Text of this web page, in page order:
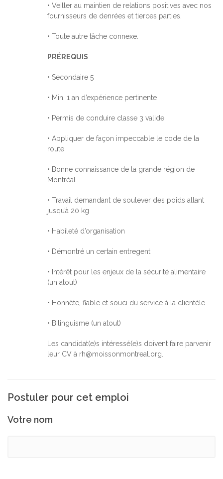
• Veiller au maintien de relations positives avec nos
fournisseurs de denrées et tierces parties.
• Toute autre tâche connexe.
PRÉREQUIS
• Secondaire 5
• Min. 1 an d’expérience pertinente
• Permis de conduire classe 3 valide
• Appliquer de façon impeccable le code de la
route
• Bonne connaissance de la grande région de
Montréal
• Travail demandant de soulever des poids allant
jusqu’à 20 kg
• Habileté d’organisation
• Démontré un certain entregent
• Intérêt pour les enjeux de la sécurité alimentaire
(un atout)
• Honnête, fiable et souci du service à la clientèle
• Bilinguisme (un atout)
Les candidat(e)s intéressé(e)s doivent faire parvenir
leur CV à rh@moissonmontreal.org.
Postuler pour cet emploi
Votre nom